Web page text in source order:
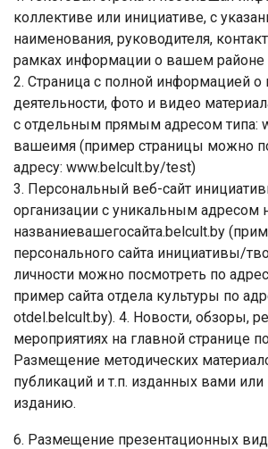
коллективе или инициативе, с
наименования, руководителя,
рамках информации о вашем районе
2. Страница с полной информацией
деятельности, фото и видео
с отдельным прямым адресом типа:
вашеимя (пример страницы можно
адресу: www.belcult.by/test)
3. Персональный веб-сайт
организации с уникальным адресом
названиевашегосайта.belcult.by
персонального сайта инициативы/
личности можно посмотреть по
пример сайта отдела культуры по
otdel.belcult.by). 4. Новости, обзоры,
мероприятиях на главной странице
Размещение методических
публикаций и т.п. изданных вами или
изданию.
6. Размещение презентационных